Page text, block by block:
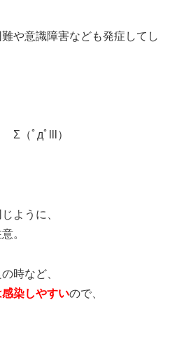
や意識障害なども発症してし
Σ（ﾟдﾟlll）
ように、
。
時など、
染しやすいので、